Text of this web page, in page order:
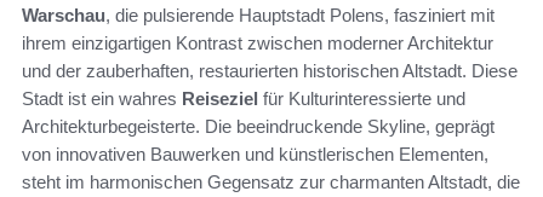
Warschau, die pulsierende Hauptstadt Polens, fasziniert mit
ihrem einzigartigen Kontrast zwischen moderner Architektur
und der zauberhaften, restaurierten historischen Altstadt. Diese
Stadt ist ein wahres Reiseziel für Kulturinteressierte und
Architekturbegeisterte. Die beeindruckende Skyline, geprägt
von innovativen Bauwerken und künstlerischen Elementen,
steht im harmonischen Gegensatz zur charmanten Altstadt, die